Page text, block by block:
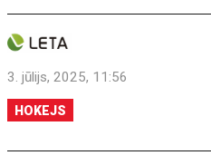
3. jūlijs, 2025, 11:56
HOKEJS